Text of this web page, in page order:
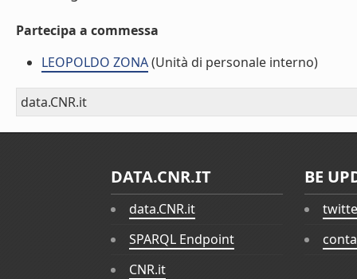
Partecipa a commessa
LEOPOLDO ZONA(Unità di personale interno)
data.CNR.it
DATA.CNR.IT
data.CNR.it
SPARQL Endpoint
CNR.it
BE